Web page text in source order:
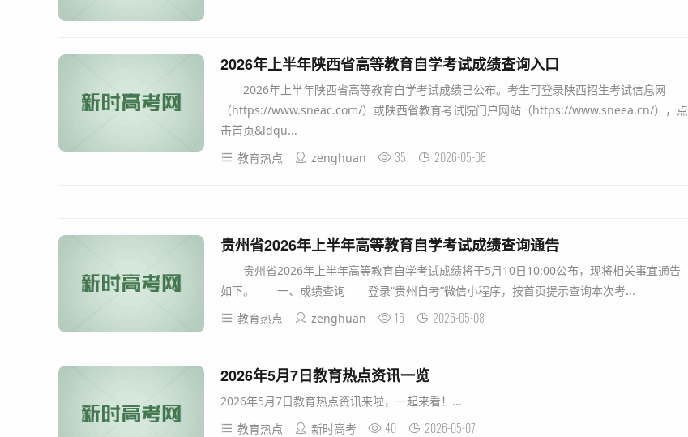
2026年上半年陕西省高等教育自学考试成绩查询入口
2026年上半年陕西省高等教育自学考试成绩已公布。考生可登录陕西招生考试信息网
（https://www.sneac.com/）或陕西省教育考试院门户网站（https://www.sneea.cn/），点
击首页&ldqu...
教育热点
zenghuan 35 2026-05-08
贵州省2026年上半年高等教育自学考试成绩查询通告
贵州省2026年上半年高等教育自学考试成绩将于5月10日10:00公布，现将相关事宜通告
如下。 一、成绩查询 登录“贵州自考”微信小程序，按首页提示查询本次考...
教育热点
zenghuan 16 2026-05-08
2026年5月7日教育热点资讯一览
2026年5月7日教育热点资讯来啦，一起来看！...
教育热点
新时高考 40 2026-05-07